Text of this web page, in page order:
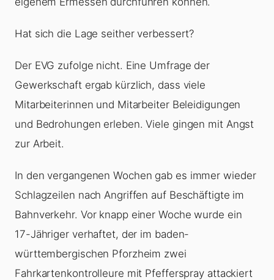
Hat sich die Lage seither verbessert?
Der EVG zufolge nicht. Eine Umfrage der
Gewerkschaft ergab kürzlich, dass viele
Mitarbeiterinnen und Mitarbeiter Beleidigungen
und Bedrohungen erleben. Viele gingen mit Angst
zur Arbeit.
In den vergangenen Wochen gab es immer wieder
Schlagzeilen nach Angriffen auf Beschäftigte im
Bahnverkehr. Vor knapp einer Woche wurde ein
17-Jähriger verhaftet, der im baden-
württembergischen Pforzheim zwei
Fahrkartenkontrolleure mit Pfefferspray attackiert